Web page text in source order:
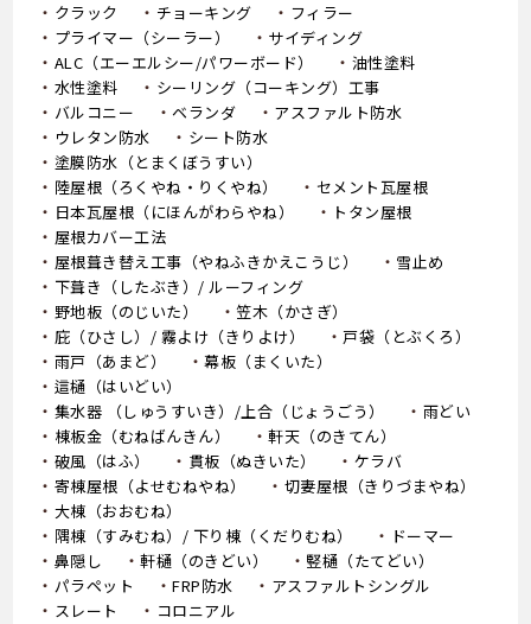
クラック チョーキング
フィラー
プライマー（シーラー）
サイディング
ALC（エーエルシー/パワーボード）
油性塗料
水性塗料
シーリング（コーキング）工事
バルコニー
ベランダ
アスファルト防水
ウレタン防水
シート防水
塗膜防水（とまくぼうすい）
陸屋根（ろくやね・りくやね）
セメント瓦屋根
日本瓦屋根（にほんがわらやね）
トタン屋根
屋根カバー工法
屋根葺き替え工事（やねふきかえこうじ）
雪止め
下葺き（したぶき）/ ルーフィング
野地板（のじいた）
笠木（かさぎ）
庇（ひさし）/ 霧よけ（きりよけ）
戸袋（とぶくろ）
雨戸（あまど）
幕板（まくいた）
這樋（はいどい）
集水器 （しゅうすいき）/上合（じょうごう）
雨どい
棟板金（むねばんきん）
軒天（のきてん）
破風（はふ）
貫板（ぬきいた）
ケラバ
寄棟屋根（よせむねやね）
切妻屋根（きりづまやね）
大棟（おおむね）
隅棟（すみむね）/ 下り棟（くだりむね）
ドーマー
鼻隠し
軒樋（のきどい）
竪樋（たてどい）
パラペット
FRP防水
アスファルトシングル
スレート
コロニアル